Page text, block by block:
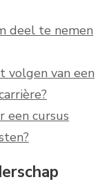
deel te nemen
volgen van een
een cursus